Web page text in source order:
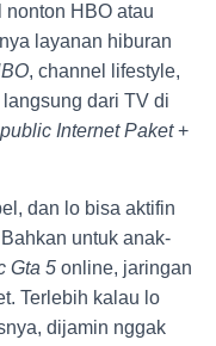
nonton HBO atau
layanan hiburan
, channel lifestyle,
dari TV di
Internet Paket+
dan lo bisa aktifin
Bahkan untuk anak-
Gta 5 online, jaringan
Terlebih kalau lo
dijamin nggak